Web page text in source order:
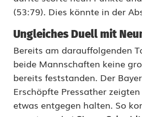
(53:79). Dies könnte in der
Ungleiches Duell mit
Bereits am darauffolgenden
beide Mannschaften keine
bereits feststanden. Der
Erschöpfte Pressather
etwas entgegen halten. So